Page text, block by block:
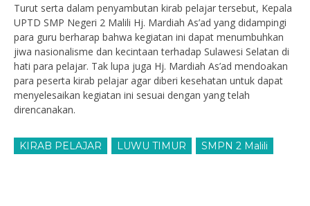
Turut serta dalam penyambutan kirab pelajar tersebut, Kepala
UPTD SMP Negeri 2 Malili Hj. Mardiah As’ad yang didampingi
para guru berharap bahwa kegiatan ini dapat menumbuhkan
jiwa nasionalisme dan kecintaan terhadap Sulawesi Selatan di
hati para pelajar. Tak lupa juga Hj. Mardiah As’ad mendoakan
para peserta kirab pelajar agar diberi kesehatan untuk dapat
menyelesaikan kegiatan ini sesuai dengan yang telah
direncanakan.
KIRAB PELAJAR LUWU TIMUR SMPN 2 Malili